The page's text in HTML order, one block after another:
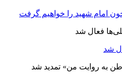
امام شهید را خواهیم گرفت
شد